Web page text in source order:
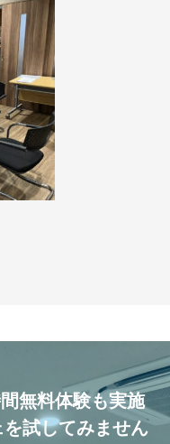
無料体験も実施
試してみません